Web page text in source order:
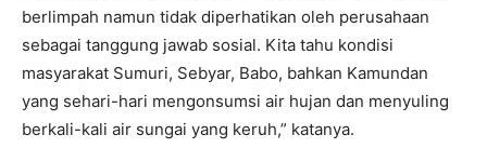
berlimpah namun tidak diperhatikan oleh perusahaan
sebagai tanggung jawab sosial. Kita tahu kondisi
masyarakat Sumuri, Sebyar, Babo, bahkan Kamundan
yang sehari-hari mengonsumsi air hujan dan menyuling
berkali-kali air sungai yang keruh,” katanya.